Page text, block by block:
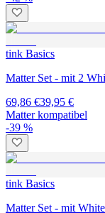
tink Basics
Matter Set - mit 2
69,86 €39,95 €
Matter kompatibel
-39 %
tink Basics
Matter Set - mit